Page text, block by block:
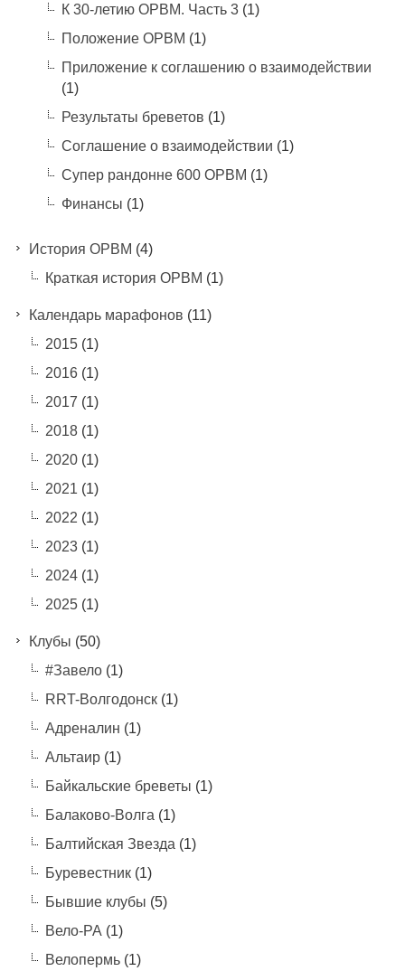
К 30-летию ОРВМ. Часть 3(1)
Положение ОРВМ (1)
Приложение к соглашению о взаимодействии
(1)
Результаты бреветов (1)
Соглашение о взаимодействии (1)
Супер рандонне 600 ОРВМ (1)
Финансы (1)
История ОРВМ (4)
Краткая история ОРВМ (1)
Календарь марафонов (11)
2015(1)
2016(1)
2017 (1)
2018(1)
2020(1)
2021 (1)
2022 (1)
2023(1)
2024(1)
2025(1)
Клубы (50)
#Завело(1)
RRT-Волгодонск(1)
Адреналин (1)
Альтаир(1)
Байкальские бреветы (1)
Балаково-Волга (1)
Балтийская Звезда (1)
Буревестник(1)
Бывшие клубы (5)
Вело-РА (1)
Велопермь(1)